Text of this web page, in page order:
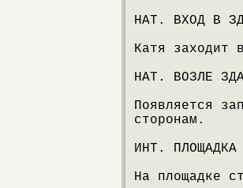
НАТ. ВХОД В
Катя заходит
НАТ. ВОЗЛЕ
Появляется
сторонам.
ИНТ. ПЛОЩАДКА
На площадке